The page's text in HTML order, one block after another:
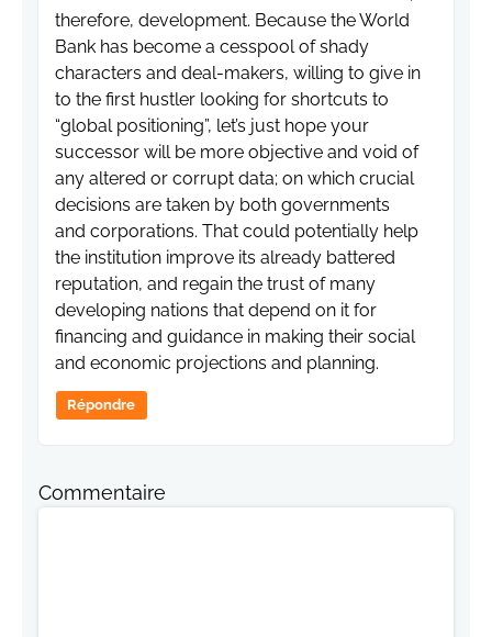
therefore, development. Because the World
Bank has become a cesspool of shady
characters and deal-makers, willing to give in
to the first hustler looking for shortcuts to
“global positioning”, let’s just hope your
successor will be more objective and void of
any altered or corrupt data; on which crucial
decisions are taken by both governments
and corporations. That could potentially help
the institution improve its already battered
reputation, and regain the trust of many
developing nations that depend on it for
financing and guidance in making their social
and economic projections and planning.
Répondre
Commentaire